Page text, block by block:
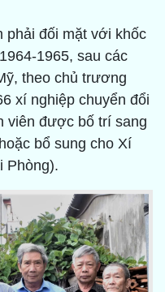
phải đối mặt với khốc
1965, sau các
theo chủ trương
xí nghiệp chuyển đổi
viên được bố trí sang
bổ sung cho Xí
Phòng).